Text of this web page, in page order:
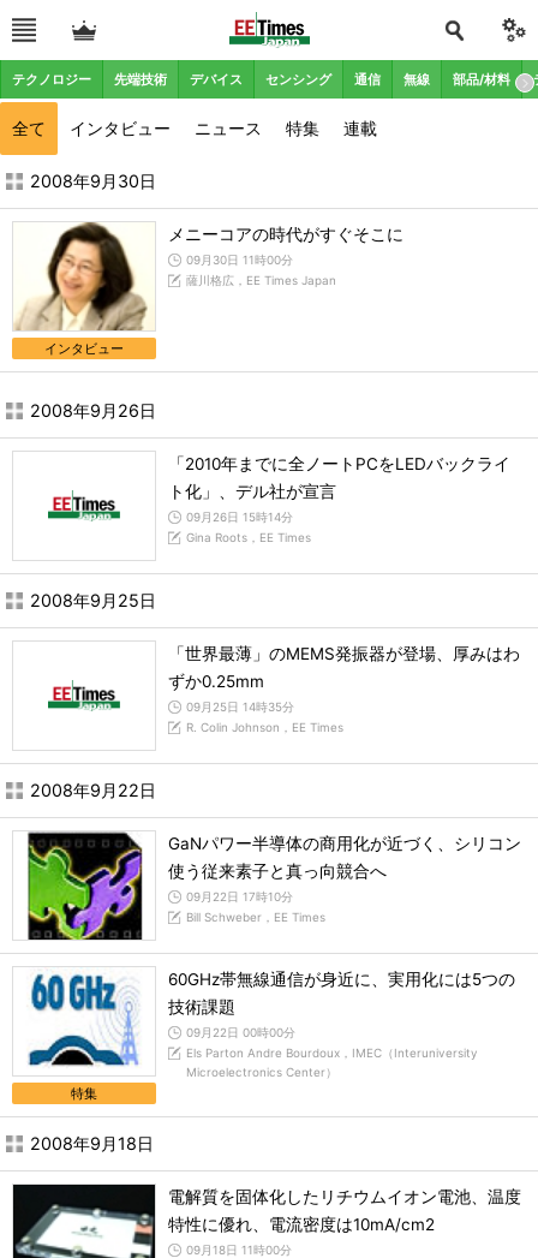
テクノロジー 先端技術 デバイス センシング 通信 無線 部品/材料
全て インタビュー ニュース 特集 連載
2008年9月の記事一覧 - EE Times Japan
2008年9月30日
インタビュー
メニーコアの時代がすぐそこに
09月30日 11時00分
薩川格広，EE Times Japan
2008年9月26日
「2010年までに全ノートPCをLEDバックライ
ト化」、デル社が宣言
09月26日 15時14分
Gina Roots，EE Times
2008年9月25日
「世界最薄」のMEMS発振器が登場、厚みはわ
ずか0.25mm
09月25日 14時35分
R. Colin Johnson，EE Times
2008年9月22日
GaNパワー半導体の商用化が近づく、シリコン
使う従来素子と真っ向競合へ
09月22日 17時10分
Bill Schweber，EE Times
特集
60GHz帯無線通信が身近に、実用化には5つの
技術課題
09月22日 00時00分
Els Parton Andre Bourdoux，IMEC（Interuniversity
Microelectronics Center）
2008年9月18日
電解質を固体化したリチウムイオン電池、温度
特性に優れ、電流密度は10mA/cm2
09月18日 11時00分